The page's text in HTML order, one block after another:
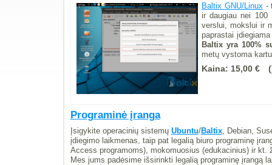
Baltix GNU/Linux -
ir daugiau nei 100
verslui, mokslui ir
paprastai
Baltix yra 100%
metų vystoma
Kaina: 15,00 €
Programinė įranga
Įsigykite operacinių sistemų Ubuntu/Baltix, Debian,
įdiegimo laikmenas, taip pat legalią biuro programinę
Access programoms), mokomuosius (edukacinius) ir
Mes jums padėsime išsirinkti legalią programinę įrangą